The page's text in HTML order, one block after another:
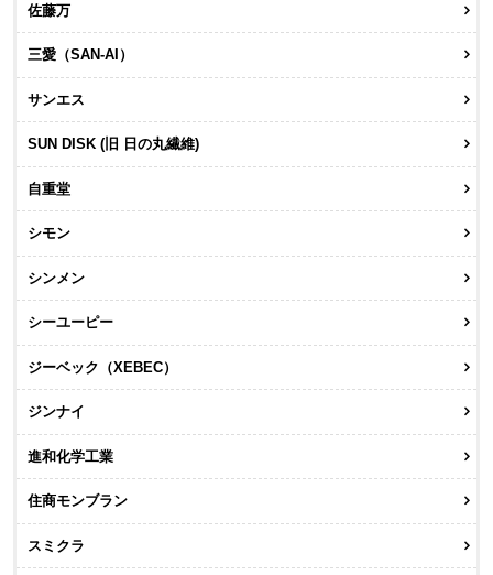
佐藤万
三愛（SAN-AI）
サンエス
SUN DISK (旧 日の丸繊維)
自重堂
シモン
シンメン
シーユーピー
ジーベック（XEBEC）
ジンナイ
進和化学工業
住商モンブラン
スミクラ